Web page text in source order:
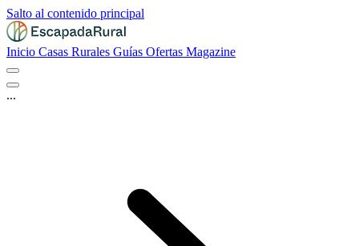
Salto al contenido principal
Inicio Casas Rurales Guías Ofertas Magazine
...